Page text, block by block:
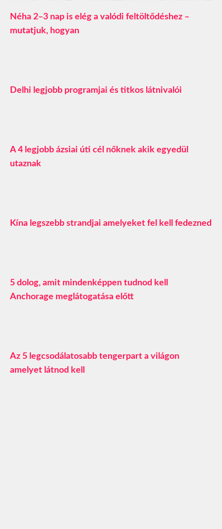
Néha 2–3 nap is elég a valódi feltöltődéshez –
mutatjuk, hogyan
Delhi legjobb programjai és titkos látnivalói
A 4 legjobb ázsiai úti cél nőknek akik egyedül
utaznak
Kína legszebb strandjai amelyeket fel kell fedezned
5 dolog, amit mindenképpen tudnod kell
Anchorage meglátogatása előtt
Az 5 legcsodálatosabb tengerpart a világon
amelyet látnod kell